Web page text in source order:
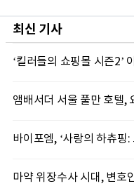
최신 기사
마약 위장수사 시대, 변호